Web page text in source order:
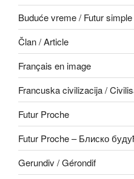
Buduće vreme / Futur simple
Član / Article
Français en image
Francuska civilizacija /
Futur Proche
Futur Proche – Блиско
Gerundiv / Gérondif